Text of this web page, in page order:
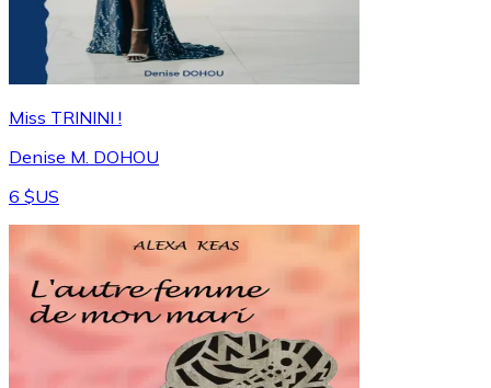
Miss TRININI !
Denise M. DOHOU
6 $US